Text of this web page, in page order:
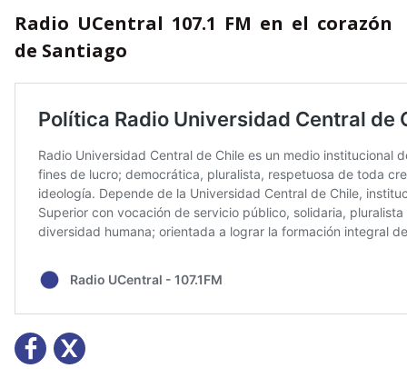
Radio UCentral 107.1 FM en el corazón
de Santiago